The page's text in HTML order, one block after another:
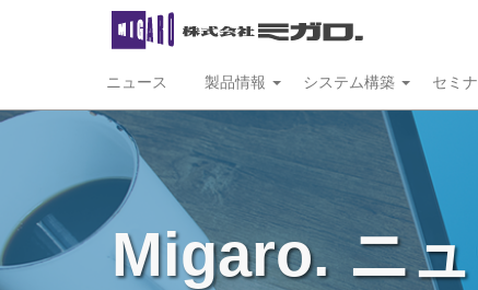
ニュース 製品情報 システム構築 セミ
Migaro. ニ